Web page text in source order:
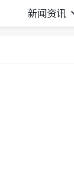
新闻资讯